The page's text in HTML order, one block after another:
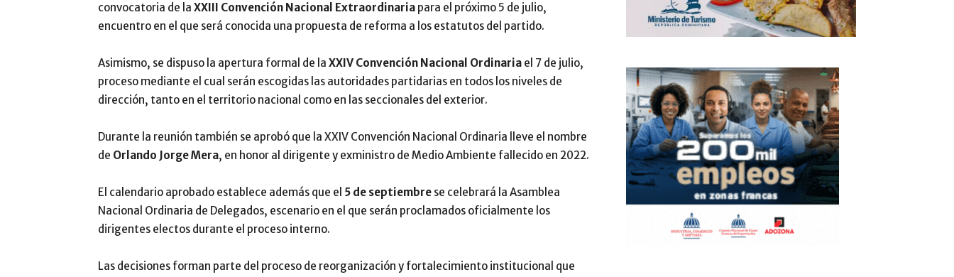
convocatoria de la XXIII Convención Nacional Extraordinaria para el próximo 5 de julio,
encuentro en el que será conocida una propuesta de reforma a los estatutos del partido.
Asimismo, se dispuso la apertura formal de la XXIV Convención Nacional Ordinaria el 7 de julio,
proceso mediante el cual serán escogidas las autoridades partidarias en todos los niveles de
dirección, tanto en el territorio nacional como en las seccionales del exterior.
Durante la reunión también se aprobó que la XXIV Convención Nacional Ordinaria lleve el nombre
de Orlando Jorge Mera, en honor al dirigente y exministro de Medio Ambiente fallecido en 2022.
El calendario aprobado establece además que el 5 de septiembre se celebrará la Asamblea
Nacional Ordinaria de Delegados, escenario en el que serán proclamados oficialmente los
dirigentes electos durante el proceso interno.
Las decisiones forman parte del proceso de reorganización y fortalecimiento institucional que